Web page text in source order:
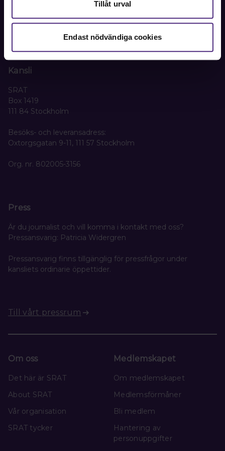
Tillåt urval
Endast nödvändiga cookies
08-442 44 60
Kansli
SRAT
Box 1419
111 84 Stockholm
Besöks- och leveransadress:
Oxtorgsgatan 9-11, 111 57 Stockholm
Org. nr. 802005-3156
Press
Är du journalist och vill komma i kontakt med oss?
Pressansvarig: Patricia Widergren
Pressansvarig finns tillgänglig för pressfrågor under
kansliets ordinarie öppettider.
Till vårt pressrum
Om oss
Det här är SRAT
About SRAT
Vår organisation
SRAT tycker
Medlemskapet
Om medlemskapet
Medlemsförmåner
Bli medlem
Hantering av
personuppgifter